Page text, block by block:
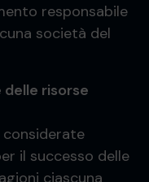
responsabile
società del
risorse
considerate
il successo delle
ciascuna